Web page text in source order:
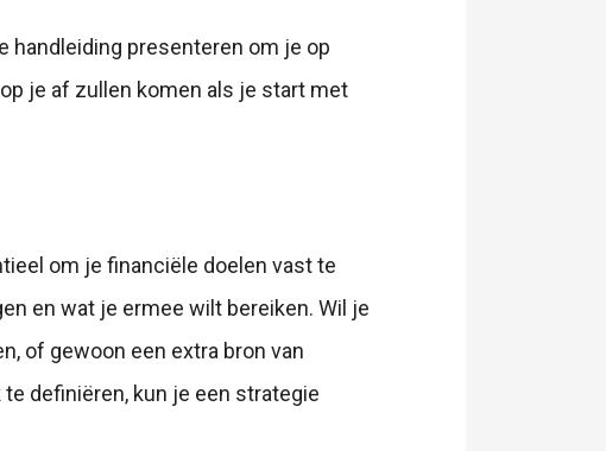
handleiding presenteren om je op
je af zullen komen als je start met
om je financiële doelen vast te
en wat je ermee wilt bereiken. Wil je
of gewoon een extra bron van
definiëren, kun je een strategie